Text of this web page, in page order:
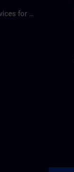
Training Services for Digital Industries